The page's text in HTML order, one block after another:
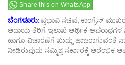
Share this on WhatsApp
ಬೆಂಗಳೂರು: ಪ್ರಭಾವಿ ಸಚಿವ, ಕಾಂಗ್ರೆಸ್‌
ಆದಾಯ ತೆರಿಗೆ ಇಲಾಖೆ ಆರ್ಥಿಕ ಅಪರಾಧಗಳ
ಹಾಗೂ ವಿಚಾರಣೆಗೆ ಖುದ್ದು
ನೀಡಿರುವುದು ಸಮ್ಮಿಶ್ರ ಸರ್ಕಾರಕ್ಕೆ ಆರಂಭಿಕ